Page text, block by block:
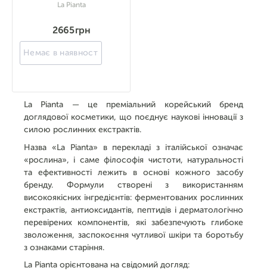
La Pianta
2665 грн
Немає в наявності
La Pianta — це преміальний корейський бренд
доглядової косметики, що поєднує наукові інновації з
силою рослинних екстрактів.
Назва «La Pianta» в перекладі з італійської означає
«рослина», і саме філософія чистоти, натуральності
та ефективності лежить в основі кожного засобу
бренду. Формули створені з використанням
високоякісних інгредієнтів: ферментованих рослинних
екстрактів, антиоксидантів, пептидів і дерматологічно
перевірених компонентів, які забезпечують глибоке
зволоження, заспокоєння чутливої шкіри та боротьбу
з ознаками старіння.
La Pianta орієнтована на свідомий догляд: